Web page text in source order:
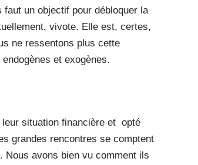
un objectif pour débloquer la
vivote. Elle est, certes,
ne ressentons plus cette
et exogènes.
situation financière et opté
grandes rencontres se comptent
Nous avons bien vu comment ils